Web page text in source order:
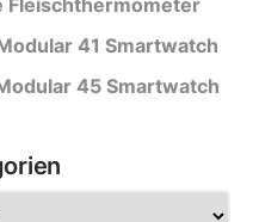
41 Smartwatch
45 Smartwatch